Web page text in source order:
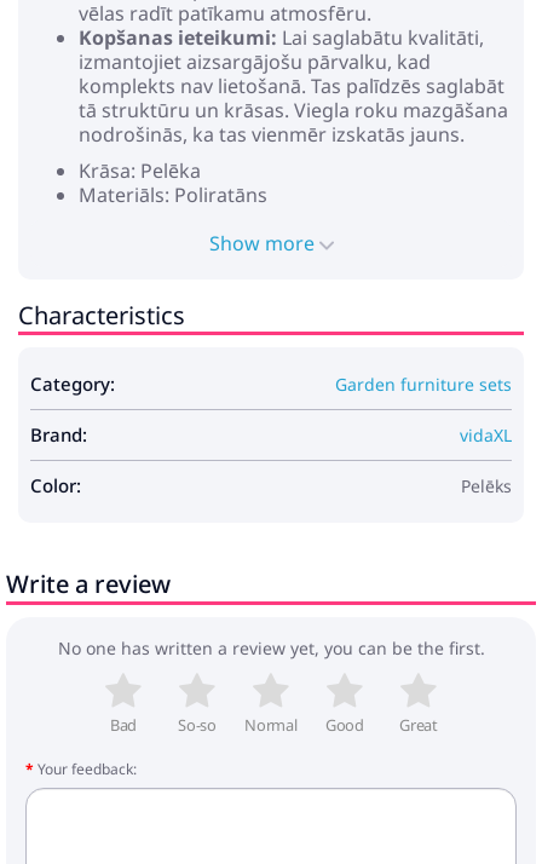
vēlas radīt patīkamu atmosfēru.
Kopšanas ieteikumi: Lai saglabātu kvalitāti,
izmantojiet aizsargājošu pārvalku, kad
komplekts nav lietošanā. Tas palīdzēs saglabāt
tā struktūru un krāsas. Viegla roku mazgāšana
nodrošinās, ka tas vienmēr izskatās jauns.
Krāsa: Pelēka
Materiāls: Poliratāns
Maksimālais svars: 550 kg
Sēdvietas: 5
Aizdare ar rāvējslēdzēju
Nepieciešama montāža: Jā
Piegāde satur:
1 x stūra sēdeklis
2 x vidējs sēdeklis
Show more
Characteristics
Category: Garden furniture sets
Brand: vidaXL
Color: Pelēks
Write a review
No one has written a review yet, you can be the first.
Bad So-so Normal Good Great
Your feedback: